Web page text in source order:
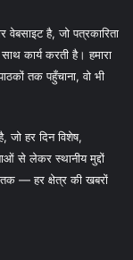
है, जो पत्रकारिता
कार्य करती है। हमारा
तक पहुँचाना, वो भी
हर दिन विशेष,
से लेकर स्थानीय मुद्दों
— हर क्षेत्र की खबरों